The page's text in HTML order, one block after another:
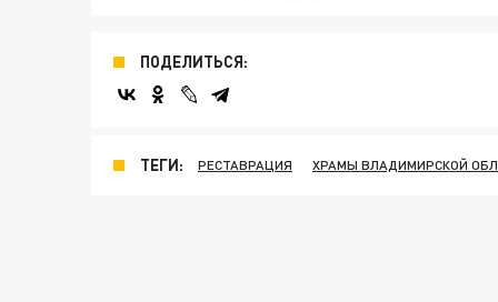
ПОДЕЛИТЬСЯ:
ТЕГИ: РЕСТАВРАЦИЯ ХРАМЫ ВЛАДИМИРСКОЙ